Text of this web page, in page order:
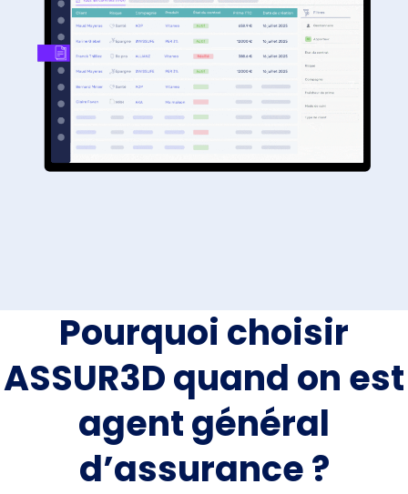
Pourquoi choisir
ASSUR3D quand on est
agent général
d’assurance ?